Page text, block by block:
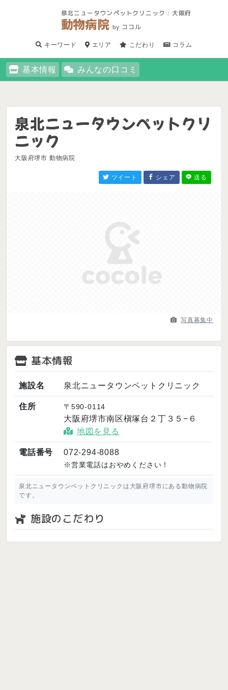
泉北ニュータウンペットクリニック : 大阪府
動物病院 by ココル
キーワード エリア こだわり コラム
基本情報 みんなの口コミ
泉北ニュータウンペットクリ
ニック
大阪府堺市 動物病院
ツイート シェア 送る
写真募集中
基本情報
施設名 泉北ニュータウンペットクリニック
住所 〒590-0114
大阪府堺市南区槇塚台２丁３５−６
地図を見る
電話番号 072-294-8088
※営業電話はおやめください！
泉北ニュータウンペットクリニックは大阪府堺市にある動物病院
です。
施設のこだわり